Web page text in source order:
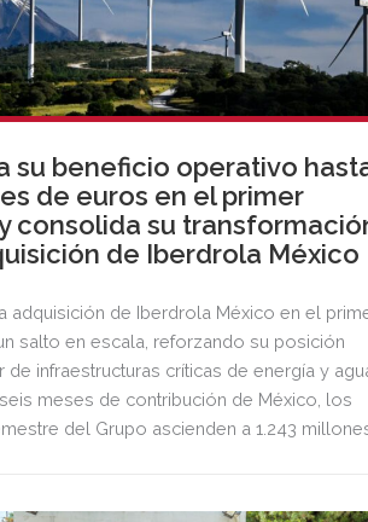
su beneficio operativo
de euros en el primer
consolida su
de Iberdrola México
adquisición de Iberdrola México en el
salto en escala, reforzando su posición
infraestructuras críticas de energía y
meses de contribución de México, los
del Grupo ascienden a 1.243